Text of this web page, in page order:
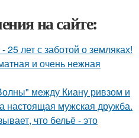
на сайте:
лет с заботой о земляках!
и очень нежная
между Киану ривзом и
настоящая мужская дружба.
что бельё - это